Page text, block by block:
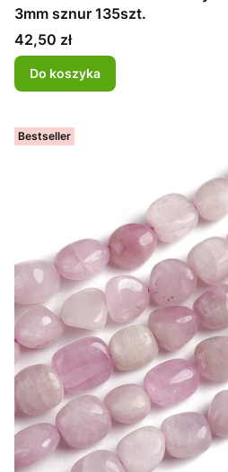
3mm sznur 135szt.
Cena
42,50 zł
Do koszyka
Bestseller